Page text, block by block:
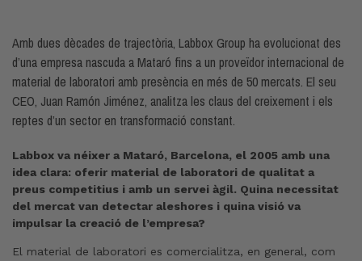
Amb dues dècades de trajectòria, Labbox Group ha evolucionat des
d’una empresa nascuda a Mataró fins a un proveïdor internacional de
material de laboratori amb presència en més de 50 mercats. El seu
CEO, Juan Ramón Jiménez, analitza les claus del creixement i els
reptes d’un sector en transformació constant.
Labbox va néixer a Mataró, Barcelona, el 2005 amb una
idea clara: oferir material de laboratori de qualitat a
preus competitius i amb un servei àgil. Quina necessitat
del mercat van detectar aleshores i quina visió va
impulsar la creació de l’empresa?
El material de laboratori es comercialitza, en general, com